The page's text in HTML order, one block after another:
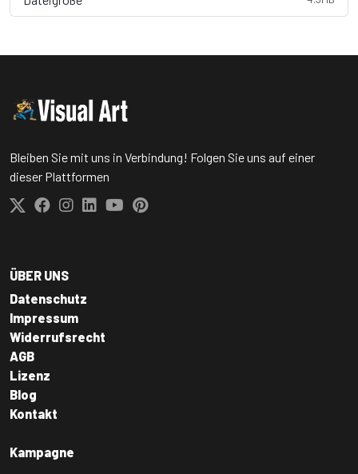
Bleiben Sie mit uns in Verbindung! Folgen Sie uns auf einer
dieser Plattformen
ÜBER UNS
Datenschutz
Impressum
Widerrufsrecht
AGB
Lizenz
Blog
Kontakt
Kampagne